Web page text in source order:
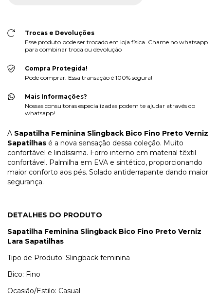
Trocas e Devoluções
Esse produto pode ser trocado em loja física. Chame no whatsapp
para combinar troca ou devolução
Compra Protegida!
Pode comprar. Essa transação é 100% segura!
Mais Informações?
Nossas consultoras especializadas podem te ajudar através do
whatsapp!
A Sapatilha Feminina Slingback Bico Fino Preto Verniz
Sapatilhas é a nova sensação dessa coleção. Muito
confortável e lindíssima. Forro interno em material têxtil
confortável. Palmilha em EVA e sintético, proporcionando
maior conforto aos pés. Solado antiderrapante dando maior
segurança.
DETALHES DO PRODUTO
Sapatilha Feminina Slingback Bico Fino Preto Verniz
Lara Sapatilhas
Tipo de Produto: Slingback feminina
Bico: Fino
Ocasião/Estilo: Casual